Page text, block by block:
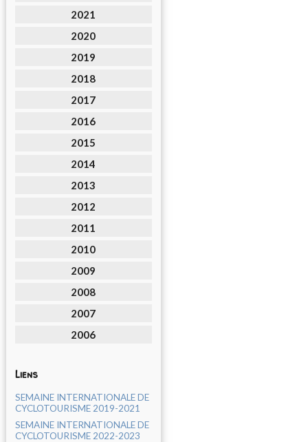
2021
2020
2019
2018
2017
2016
2015
2014
2013
2012
2011
2010
2009
2008
2007
2006
Liens
SEMAINE INTERNATIONALE DE
CYCLOTOURISME 2019-2021
SEMAINE INTERNATIONALE DE
CYCLOTOURISME 2022-2023